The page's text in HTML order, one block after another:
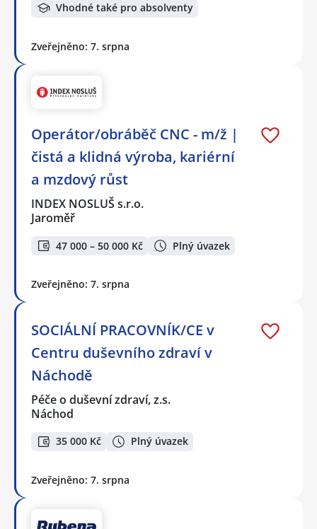
Vhodné také pro absolventy
Zveřejněno: 7. srpna
Operátor/obráběč CNC - m/ž |
čistá a klidná výroba, kariérní
a mzdový růst
INDEX NOSLUŠ s.r.o.
Jaroměř
47 000 – 50 000 Kč Plný úvazek
Zveřejněno: 7. srpna
SOCIÁLNÍ PRACOVNÍK/CE v
Centru duševního zdraví v
Náchodě
Péče o duševní zdraví, z.s.
Náchod
35 000 Kč Plný úvazek
Zveřejněno: 7. srpna